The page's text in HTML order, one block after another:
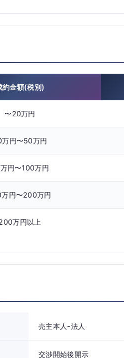
約金額(税別)
〜20万円
万円〜50万円
円〜100万円
円〜200万円
万円以上
売主本人-法人
交渉開始後開示